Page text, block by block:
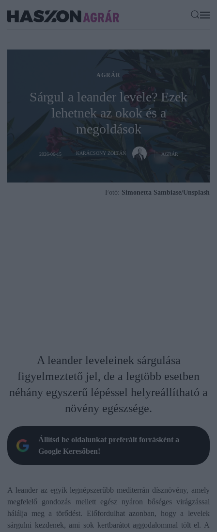
AGRÁR
Sárgul a leander levele? Ezek
lehetnek az okok és a
megoldások
2026-06-15 KARÁCSONY ZOLTÁN AGRÁR
Fotó: Simonetta Sambiase/Unsplash
A leander leveleinek sárgulása
figyelmeztető jel, de a legtöbb esetben
néhány egyszerű lépéssel helyreállítható a
növény egészsége.
Állítsd be oldalunkat preferált forrásként a
Google Keresőben!
A leander az egyik legnépszerűbb mediterrán dísznövény, amely
megfelelő gondozás mellett egész nyáron bőséges virágzással
hálálja meg a törődést. Előfordulhat azonban, hogy a levelek
sárgulni kezdenek, ami sok kertbarátot aggodalommal tölt el. A